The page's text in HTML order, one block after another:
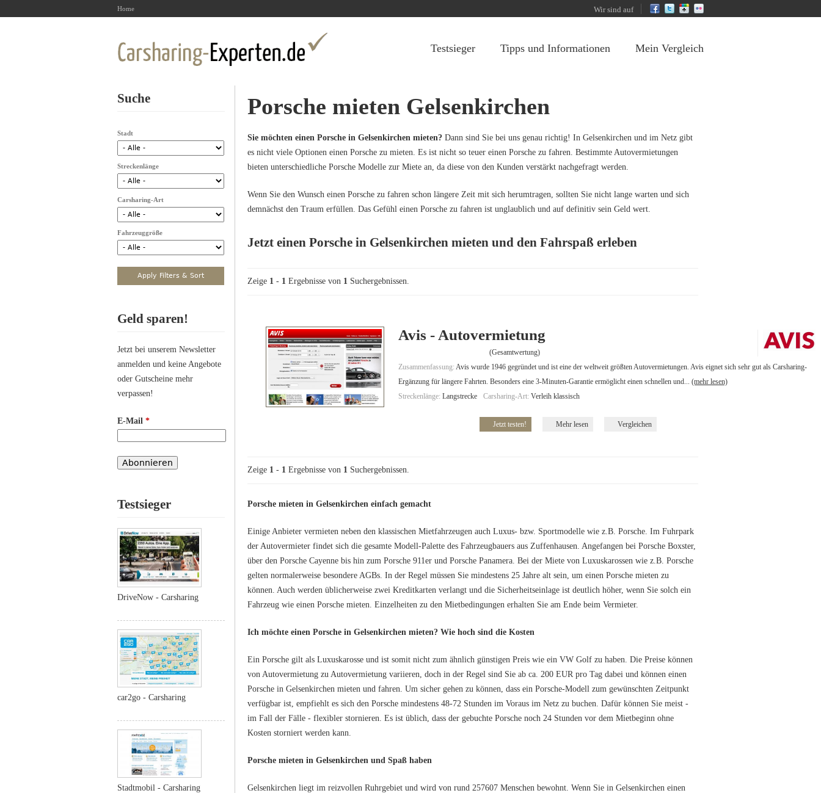
Home Wir sind auf
Testsieger Tipps und Informationen Mein Vergleich
Porsche mieten Gelsenkirchen
Sie möchten einen Porsche in Gelsenkirchen mieten? Dann sind Sie bei uns genau richtig! In Gelsenkirchen und im Netz gibt
es nicht viele Optionen einen Porsche zu mieten. Es ist nicht so teuer einen Porsche zu fahren. Bestimmte Autovermietungen
bieten unterschiedliche Porsche Modelle zur Miete an, da diese von den Kunden verstärkt nachgefragt werden.
Wenn Sie den Wunsch einen Porsche zu fahren schon längere Zeit mit sich herumtragen, sollten Sie nicht lange warten und sich
demnächst den Traum erfüllen. Das Gefühl einen Porsche zu fahren ist unglaublich und auf definitiv sein Geld wert.
Jetzt einen Porsche in Gelsenkirchen mieten und den Fahrspaß erleben
Zeige 1 - 1 Ergebnisse von 1 Suchergebnissen.
Avis - Autovermietung
(Gesamtwertung)
Zusammenfassung: Avis wurde 1946 gegründet und ist eine der weltweit größten Autovermietungen. Avis eignet sich sehr gut als Carsharing-
Ergänzung für längere Fahrten. Besonders eine 3-Minuten-Garantie ermöglicht einen schnellen und... (mehr lesen)
Streckenlänge: Langstrecke Carsharing-Art: Verleih klassisch
Jetzt testen! Mehr lesen Vergleichen
Zeige 1 - 1 Ergebnisse von 1 Suchergebnissen.
Porsche mieten in Gelsenkirchen einfach gemacht
Einige Anbieter vermieten neben den klassischen Mietfahrzeugen auch Luxus- bzw. Sportmodelle wie z.B. Porsche. Im Fuhrpark
der Autovermieter findet sich die gesamte Modell-Palette des Fahrzeugbauers aus Zuffenhausen. Angefangen bei Porsche Boxster,
über den Porsche Cayenne bis hin zum Porsche 911er und Porsche Panamera. Bei der Miete von Luxuskarossen wie z.B. Porsche
gelten normalerweise besondere AGBs. In der Regel müssen Sie mindestens 25 Jahre alt sein, um einen Porsche mieten zu
können. Auch werden üblicherweise zwei Kreditkarten verlangt und die Sicherheitseinlage ist deutlich höher, wenn Sie solch ein
Fahrzeug wie einen Porsche mieten. Einzelheiten zu den Mietbedingungen erhalten Sie am Ende beim Vermieter.
Ich möchte einen Porsche in Gelsenkirchen mieten? Wie hoch sind die Kosten
Ein Porsche gilt als Luxuskarosse und ist somit nicht zum ähnlich günstigen Preis wie ein VW Golf zu haben. Die Preise können
von Autovermietung zu Autovermietung variieren, doch in der Regel sind Sie ab ca. 200 EUR pro Tag dabei und können einen
Porsche in Gelsenkirchen mieten und fahren. Um sicher gehen zu können, dass ein Porsche-Modell zum gewünschten Zeitpunkt
verfügbar ist, empfiehlt es sich den Porsche mindestens 48-72 Stunden im Voraus im Netz zu buchen. Dafür können Sie meist -
im Fall der Fälle - flexibler stornieren. Es ist üblich, dass der gebuchte Porsche noch 24 Stunden vor dem Mietbeginn ohne
Kosten storniert werden kann.
Porsche mieten in Gelsenkirchen und Spaß haben
Gelsenkirchen liegt im reizvollen Ruhrgebiet und wird von rund 257607 Menschen bewohnt. Wenn Sie in Gelsenkirchen einen
Suche
Stadt
Streckenlänge
Carsharing-Art
Fahrzeuggröße
Geld sparen!
Jetzt bei unserem Newsletter
anmelden und keine Angebote
oder Gutscheine mehr
verpassen!
E-Mail *
Testsieger
DriveNow - Carsharing
car2go - Carsharing
Stadtmobil - Carsharing